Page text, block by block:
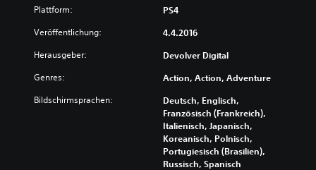
Plattform: PS4
Veröffentlichung: 4.4.2016
Herausgeber: Devolver Digital
Genres: Action, Action, Adventure
Bildschirmsprachen:
Deutsch, Englisch,
Französisch (Frankreich),
Italienisch, Japanisch,
Koreanisch, Polnisch,
Portugiesisch (Brasilien),
Russisch, Spanisch